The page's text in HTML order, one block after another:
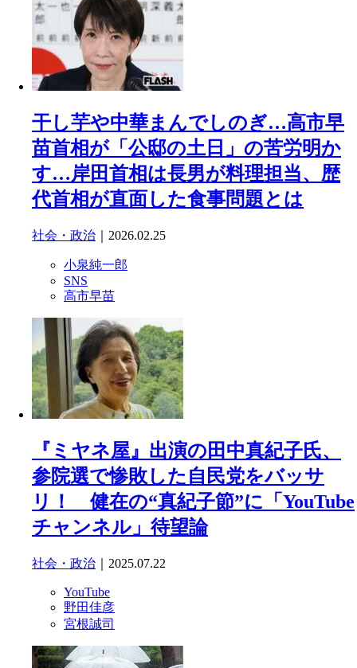
干し芋や中華まんでしのぎ…高市早
苗首相が「公邸の土日」の苦労明か
す…岸田首相は長男が料理担当、歴
代首相が直面した食事問題とは
社会・政治 ｜2026.02.25
小泉純一郎
SNS
高市早苗
『ミヤネ屋』出演の田中真紀子氏、
参院選で惨敗した自民党をバッサ
リ！ 健在の“真紀子節”に「YouTube
チャンネル」待望論
社会・政治 ｜2025.07.22
YouTube
野田佳彦
宮根誠司